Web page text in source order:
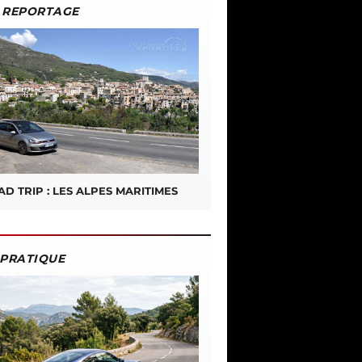
TRIP : LES ALPES MARITIMES